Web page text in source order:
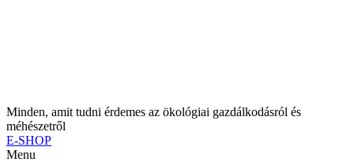
Minden, amit tudni érdemes az ökológiai gazdálkodásról és
méhészetről
E-SHOP
Menu